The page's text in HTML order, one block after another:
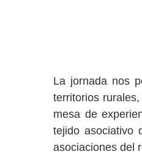
La jornada nos
territorios
mesa de
tejido asociativo
asociaciones del